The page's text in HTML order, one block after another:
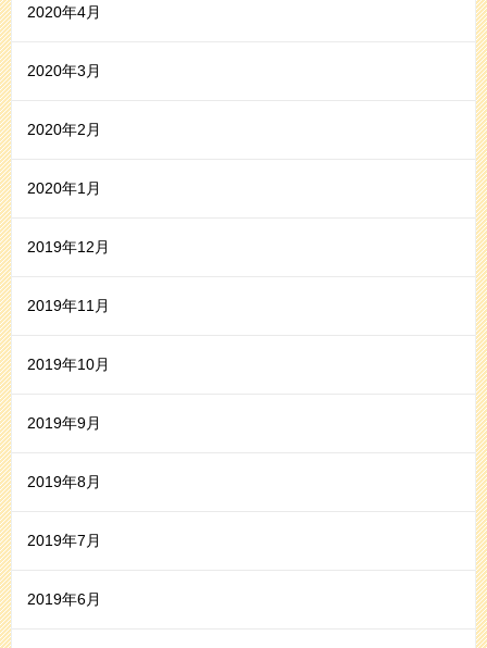
2020年4月
2020年3月
2020年2月
2020年1月
2019年12月
2019年11月
2019年10月
2019年9月
2019年8月
2019年7月
2019年6月